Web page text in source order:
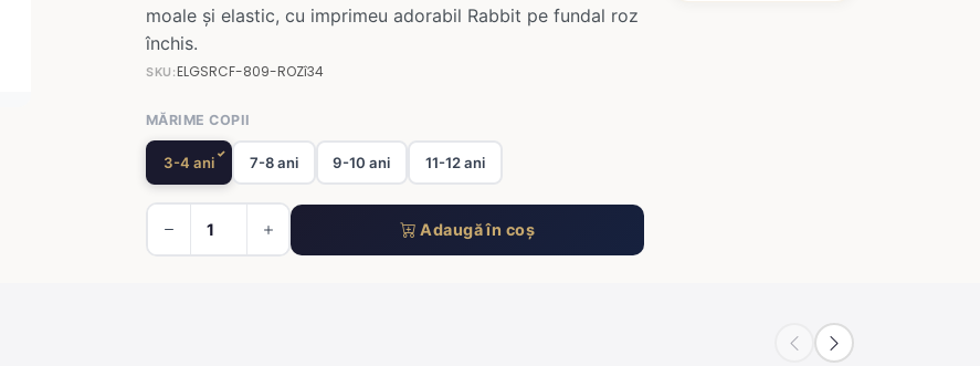
moale și elastic, cu imprimeu adorabil Rabbit pe fundal roz
închis.
SKU:ELGSRCF-809-ROZî34
MĂRIME COPII
3-4 ani 7-8 ani 9-10 ani 11-12 ani
Adaugă în coș